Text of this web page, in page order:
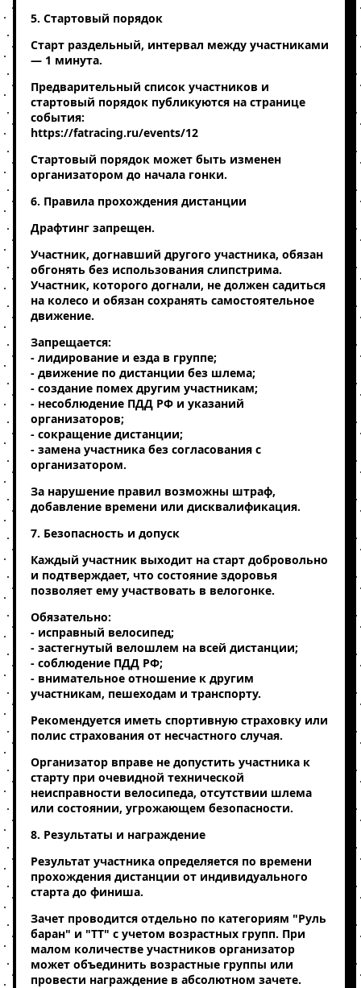
5. Стартовый порядок
Старт раздельный, интервал между участниками
— 1 минута.
Предварительный список участников и
стартовый порядок публикуются на странице
события:
https://fatracing.ru/events/12
Стартовый порядок может быть изменен
организатором до начала гонки.
6. Правила прохождения дистанции
Драфтинг запрещен.
Участник, догнавший другого участника, обязан
обгонять без использования слипстрима.
Участник, которого догнали, не должен садиться
на колесо и обязан сохранять самостоятельное
движение.
Запрещается:
- лидирование и езда в группе;
- движение по дистанции без шлема;
- создание помех другим участникам;
- несоблюдение ПДД РФ и указаний
организаторов;
- сокращение дистанции;
- замена участника без согласования с
организатором.
За нарушение правил возможны штраф,
добавление времени или дисквалификация.
7. Безопасность и допуск
Каждый участник выходит на старт добровольно
и подтверждает, что состояние здоровья
позволяет ему участвовать в велогонке.
Обязательно:
- исправный велосипед;
- застегнутый велошлем на всей дистанции;
- соблюдение ПДД РФ;
- внимательное отношение к другим
участникам, пешеходам и транспорту.
Рекомендуется иметь спортивную страховку или
полис страхования от несчастного случая.
Организатор вправе не допустить участника к
старту при очевидной технической
неисправности велосипеда, отсутствии шлема
или состоянии, угрожающем безопасности.
8. Результаты и награждение
Результат участника определяется по времени
прохождения дистанции от индивидуального
старта до финиша.
Зачет проводится отдельно по категориям "Руль
баран" и "ТТ" с учетом возрастных групп. При
малом количестве участников организатор
может объединить возрастные группы или
провести награждение в абсолютном зачете.